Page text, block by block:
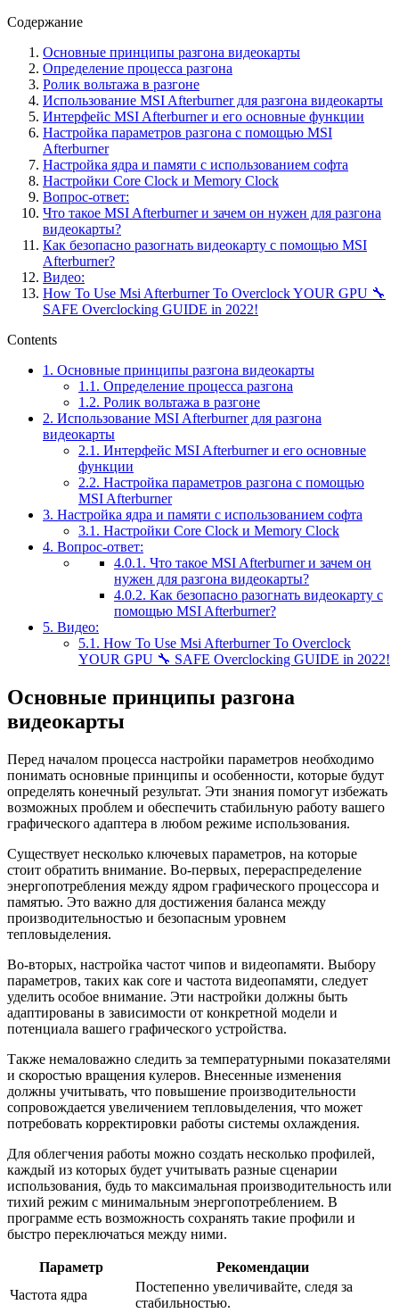
Содержание
Основные принципы разгона видеокарты
Определение процесса разгона
Ролик вольтажа в разгоне
Использование MSI Afterburner для разгона видеокарты
Интерфейс MSI Afterburner и его основные функции
Настройка параметров разгона с помощью MSI
Afterburner
Настройка ядра и памяти с использованием софта
Настройки Core Clock и Memory Clock
Вопрос-ответ:
Что такое MSI Afterburner и зачем он нужен для разгона
видеокарты?
Как безопасно разогнать видеокарту с помощью MSI
Afterburner?
Видео:
How To Use Msi Afterburner To Overclock YOUR GPU 🔧
SAFE Overclocking GUIDE in 2022!
Contents
1. Основные принципы разгона видеокарты
1.1. Определение процесса разгона
1.2. Ролик вольтажа в разгоне
2. Использование MSI Afterburner для разгона
видеокарты
2.1. Интерфейс MSI Afterburner и его основные
функции
2.2. Настройка параметров разгона с помощью
MSI Afterburner
3. Настройка ядра и памяти с использованием софта
3.1. Настройки Core Clock и Memory Clock
4. Вопрос-ответ:
4.0.1. Что такое MSI Afterburner и зачем он
нужен для разгона видеокарты?
4.0.2. Как безопасно разогнать видеокарту с
помощью MSI Afterburner?
5. Видео:
5.1. How To Use Msi Afterburner To Overclock
YOUR GPU 🔧 SAFE Overclocking GUIDE in 2022!
Основные принципы разгона
видеокарты
Перед началом процесса настройки параметров необходимо
понимать основные принципы и особенности, которые будут
определять конечный результат. Эти знания помогут избежать
возможных проблем и обеспечить стабильную работу вашего
графического адаптера в любом режиме использования.
Существует несколько ключевых параметров, на которые
стоит обратить внимание. Во-первых, перераспределение
энергопотребления между ядром графического процессора и
памятью. Это важно для достижения баланса между
производительностью и безопасным уровнем
тепловыделения.
Во-вторых, настройка частот чипов и видеопамяти. Выбору
параметров, таких как core и частота видеопамяти, следует
уделить особое внимание. Эти настройки должны быть
адаптированы в зависимости от конкретной модели и
потенциала вашего графического устройства.
Также немаловажно следить за температурными показателями
и скоростью вращения кулеров. Внесенные изменения
должны учитывать, что повышение производительности
сопровождается увеличением тепловыделения, что может
потребовать корректировки работы системы охлаждения.
Для облегчения работы можно создать несколько профилей,
каждый из которых будет учитывать разные сценарии
использования, будь то максимальная производительность или
тихий режим с минимальным энергопотреблением. В
программе есть возможность сохранять такие профили и
быстро переключаться между ними.
Параметр
Рекомендации
Частота ядра
Постепенно увеличивайте, следя за
стабильностью.